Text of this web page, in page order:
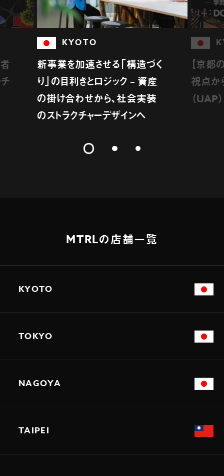
KYOTO
新事業を加速させる「構造づく
り」の目利きとロジック – 資産
の掛け合わせから、社会実装
のストラクチャーデザインへ
【京都
視点か
（UAP
MTRLの店舗一覧
KYOTO
TOKYO
NAGOYA
TAIPEI